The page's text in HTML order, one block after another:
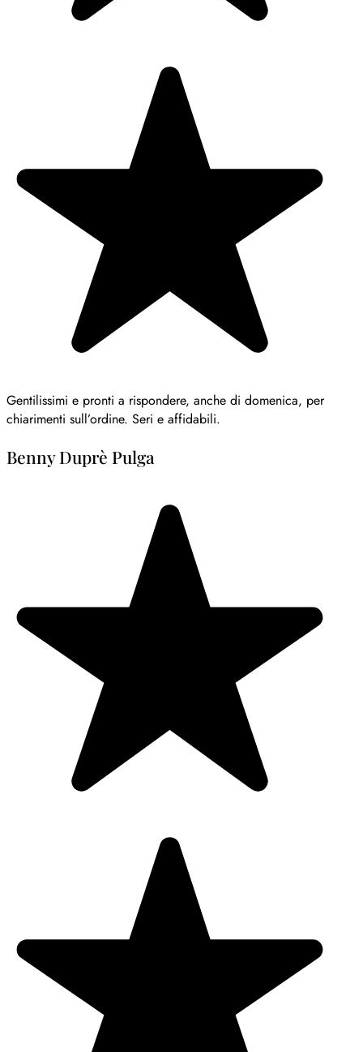
Gentilissimi e pronti a rispondere, anche di domenica, per
chiarimenti sull’ordine. Seri e affidabili.
Benny Duprè Pulga